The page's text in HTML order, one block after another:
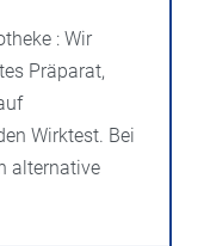
: Wir
Präparat,
Wirktest. Bei
alternative